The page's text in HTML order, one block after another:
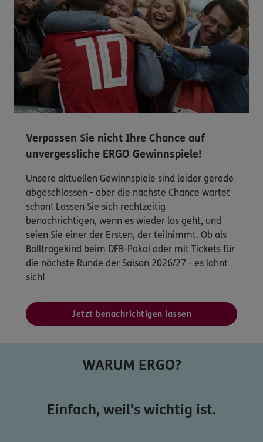
Verpassen Sie nicht Ihre Chance auf
unvergessliche ERGO Gewinnspiele!
Unsere aktuellen Gewinnspiele sind leider gerade
abgeschlossen - aber die nächste Chance wartet
schon! Lassen Sie sich rechtzeitig
benachrichtigen, wenn es wieder los geht, und
seien Sie einer der Ersten, der teilnimmt. Ob als
Balltragekind beim DFB-Pokal oder mit Tickets für
die nächste Runde der Saison 2026/27 - es lohnt
sich!
Jetzt benachrichtigen lassen
WARUM ERGO?
Einfach, weil's wichtig ist.